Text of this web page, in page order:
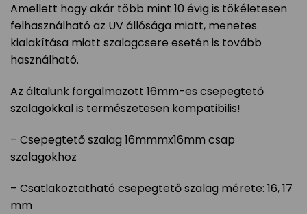
Amellett hogy akár több mint 10 évig is tökéletesen
felhasználható az UV állósága miatt, menetes
kialakítása miatt szalagcsere esetén is tovább
használható.
Az általunk forgalmazott 16mm-es csepegtető
szalagokkal is természetesen kompatibilis!
– Csepegtető szalag 16mmmx16mm csap
szalagokhoz
– Csatlakoztatható csepegtető szalag mérete: 16, 17
mm